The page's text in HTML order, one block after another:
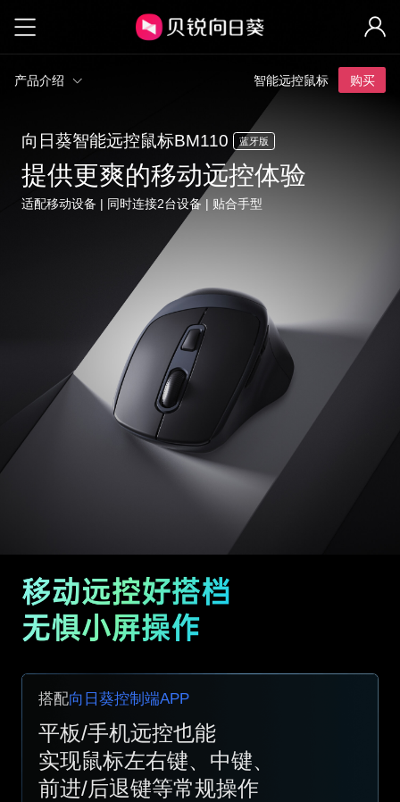
产品介绍 智能远控鼠标 购买
向日葵智能远控鼠标BM110 蓝牙版
提供更爽的移动远控体验
适配移动设备 | 同时连接2台设备 | 贴合手型
搭配向日葵控制端APP
平板/手机远控也能
实现鼠标左右键、中键、
前进/后退键等常规操作